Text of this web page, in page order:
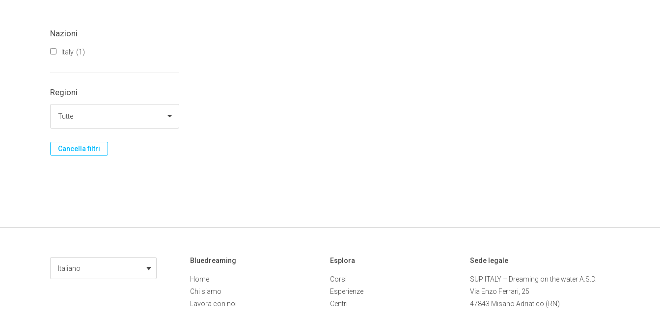
Nazioni
Italy (1)
Regioni
Cancella filtri
Italiano
Bluedreaming
Home
Chi siamo
Lavora con noi
Esplora
Corsi
Esperienze
Centri
Sede legale
SUP ITALY – Dreaming on the water A.S.D.
Via Enzo Ferrari, 25
47843 Misano Adriatico (RN)